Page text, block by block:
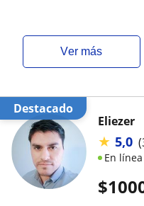
ver más
Destacado
$
Eliezer
★ 5,0
En línea